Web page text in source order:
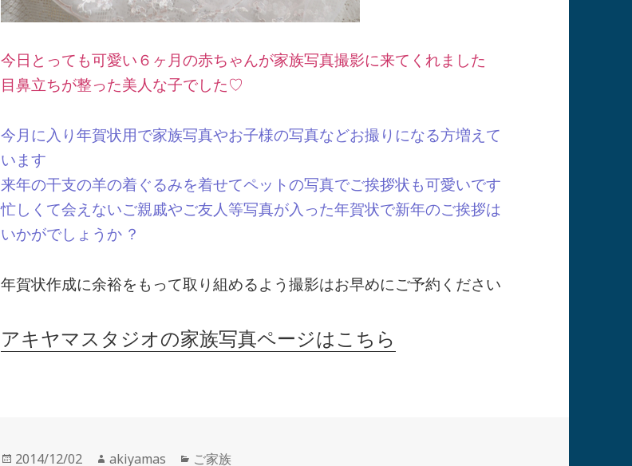
今日とっても可愛い６ヶ月の赤ちゃんが家族写真撮影に来てくれました
目鼻立ちが整った美人な子でした♡
今月に入り年賀状用で家族写真やお子様の写真などお撮りになる方増えて
います
来年の干支の羊の着ぐるみを着せてペットの写真でご挨拶状も可愛いです
忙しくて会えないご親戚やご友人等写真が入った年賀状で新年のご挨拶は
いかがでしょうか ？
年賀状作成に余裕をもって取り組めるよう撮影はお早めにご予約ください
アキヤマスタジオの家族写真ページはこちら
投
2014/12/02
作
akiyamas
カ
ご家族